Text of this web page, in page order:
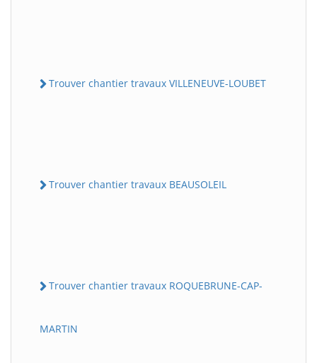
Trouver chantier travaux VILLENEUVE-LOUBET
Trouver chantier travaux BEAUSOLEIL
Trouver chantier travaux ROQUEBRUNE-CAP-
MARTIN